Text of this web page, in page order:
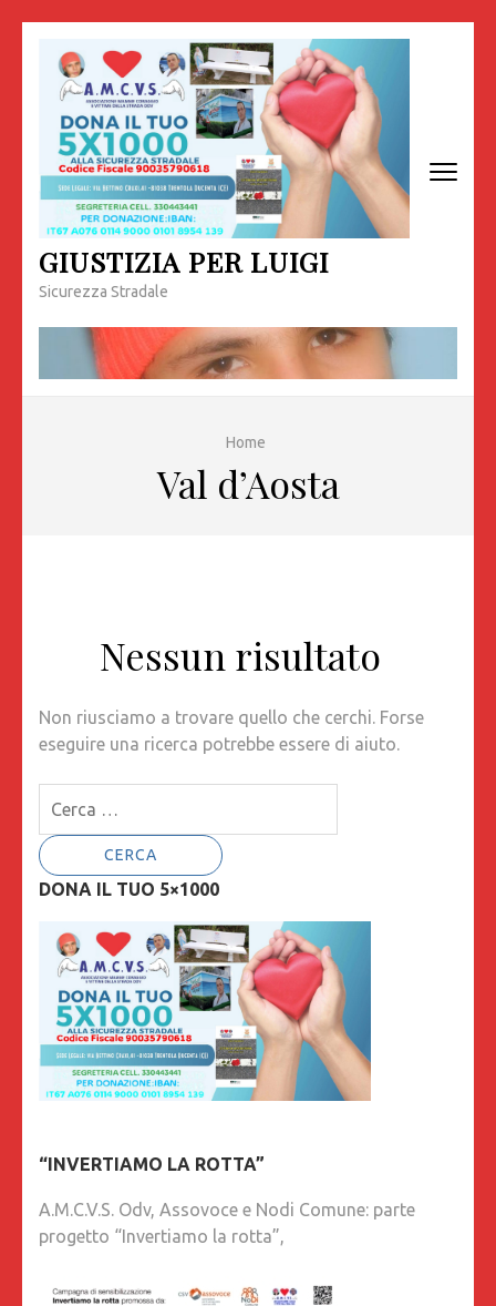
contenuto
(premi
invio)
GIUSTIZIA PER LUIGI
Sicurezza Stradale
Home
Val d’Aosta
Nessun risultato
Non riusciamo a trovare quello che cerchi. Forse
eseguire una ricerca potrebbe essere di aiuto.
per:
DONA IL TUO 5×1000
“INVERTIAMO LA ROTTA”
A.M.C.V.S. Odv, Assovoce e Nodi Comune: parte
progetto “Invertiamo la rotta”,